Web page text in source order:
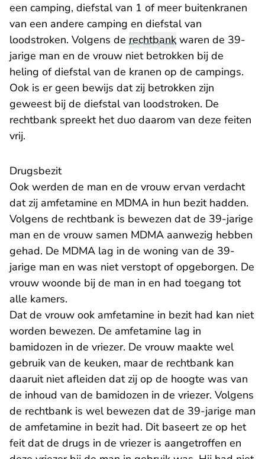
een camping, diefstal van 1 of meer buitenkranen
van een andere camping en diefstal van
loodstroken. Volgens de rechtbank waren de 39-
jarige man en de vrouw niet betrokken bij de
heling of diefstal van de kranen op de campings.
Ook is er geen bewijs dat zij betrokken zijn
geweest bij de diefstal van loodstroken. De
rechtbank spreekt het duo daarom van deze feiten
vrij.
Drugsbezit
Ook werden de man en de vrouw ervan verdacht
dat zij amfetamine en MDMA in hun bezit hadden.
Volgens de rechtbank is bewezen dat de 39-jarige
man en de vrouw samen MDMA aanwezig hebben
gehad. De MDMA lag in de woning van de 39-
jarige man en was niet verstopt of opgeborgen. De
vrouw woonde bij de man in en had toegang tot
alle kamers.
Dat de vrouw ook amfetamine in bezit had kan niet
worden bewezen. De amfetamine lag in
bamidozen in de vriezer. De vrouw maakte wel
gebruik van de keuken, maar de rechtbank kan
daaruit niet afleiden dat zij op de hoogte was van
de inhoud van de bamidozen in de vriezer. Volgens
de rechtbank is wel bewezen dat de 39-jarige man
de amfetamine in bezit had. Dit baseert ze op het
feit dat de drugs in de vriezer is aangetroffen en